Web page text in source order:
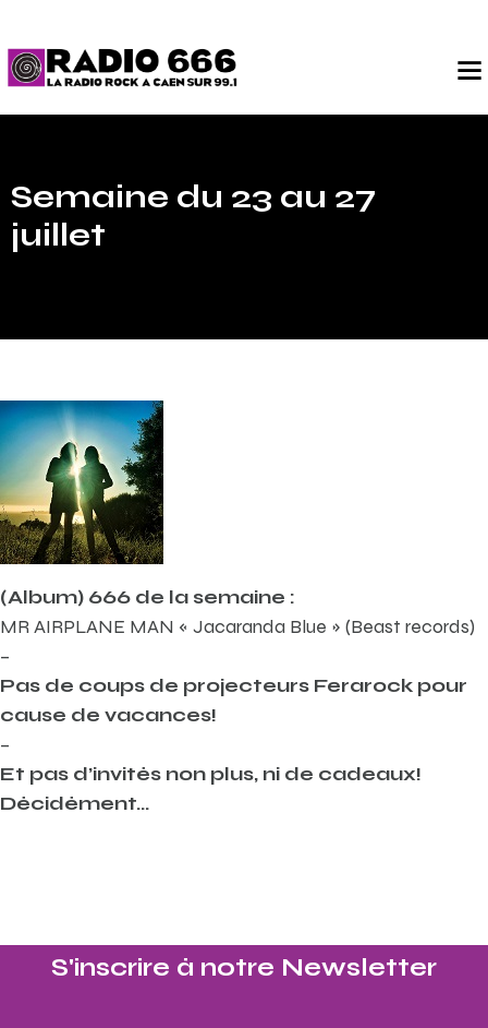
Semaine du 23 au 27
juillet
(Album) 666 de la semaine :
MR AIRPLANE MAN « Jacaranda Blue » (Beast records)
–
Pas de coups de projecteurs Ferarock pour
cause de vacances!
–
Et pas d’invités non plus, ni de cadeaux!
Décidément…
S'inscrire à notre Newsletter​